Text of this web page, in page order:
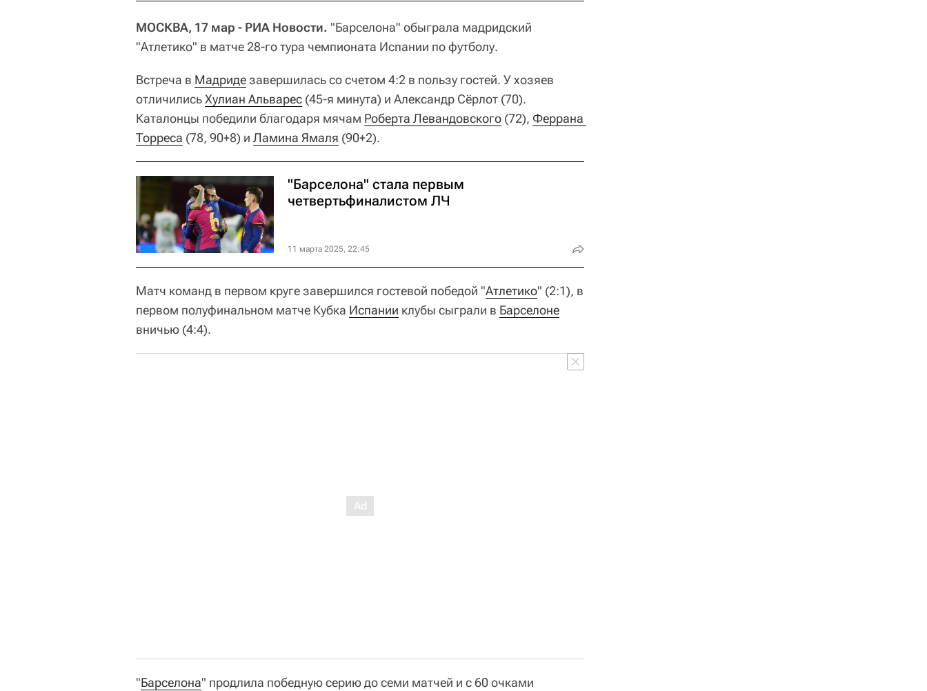
МОСКВА, 17 мар - РИА Новости. "Барселона" обыграла мадридский
"Атлетико" в матче 28-го тура чемпионата Испании по футболу.
Встреча в Мадридезавершилась со счетом 4:2 в пользу гостей. У хозяев
отличилисьХулиан Альварес (45-я минута) и Александр Сёрлот (70).
Каталонцы победили благодаря мячам Роберта Левандовского (72), Феррана
Торреса (78, 90+8) и Ламина Ямаля (90+2).
"Барселона" стала первым
четвертьфиналистом ЛЧ
11 марта 2025, 22:45
Матч команд в первом круге завершился гостевой победой "Атлетико" (2:1), в
первом полуфинальном матче Кубка Испании клубы сыграли в Барселоне
вничью (4:4).
"Барселона" продлила победную серию до семи матчей и с 60 очками